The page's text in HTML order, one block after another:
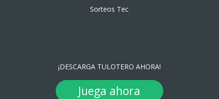
Sorteos Tec
¡DESCARGA TULOTERO AHORA!
Juega ahora